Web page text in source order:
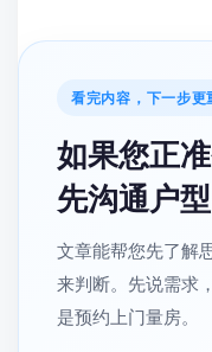
看完内容，下一步更
如果您正
先沟通户
文章能帮您先了解
来判断。先说需求
是预约上门量房。